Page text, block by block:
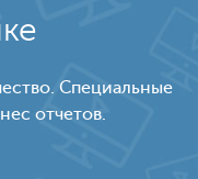
Специальные
отчетов.